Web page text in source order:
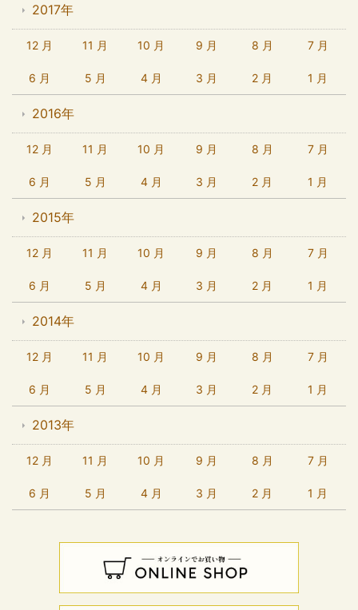
2017年
12 月 11 月 10 月 9 月 8 月 7 月
6 月 5 月 4 月 3 月 2 月 1 月
2016年
12 月 11 月 10 月 9 月 8 月 7 月
6 月 5 月 4 月 3 月 2 月 1 月
2015年
12 月 11 月 10 月 9 月 8 月 7 月
6 月 5 月 4 月 3 月 2 月 1 月
2014年
12 月 11 月 10 月 9 月 8 月 7 月
6 月 5 月 4 月 3 月 2 月 1 月
2013年
12 月 11 月 10 月 9 月 8 月 7 月
6 月 5 月 4 月 3 月 2 月 1 月